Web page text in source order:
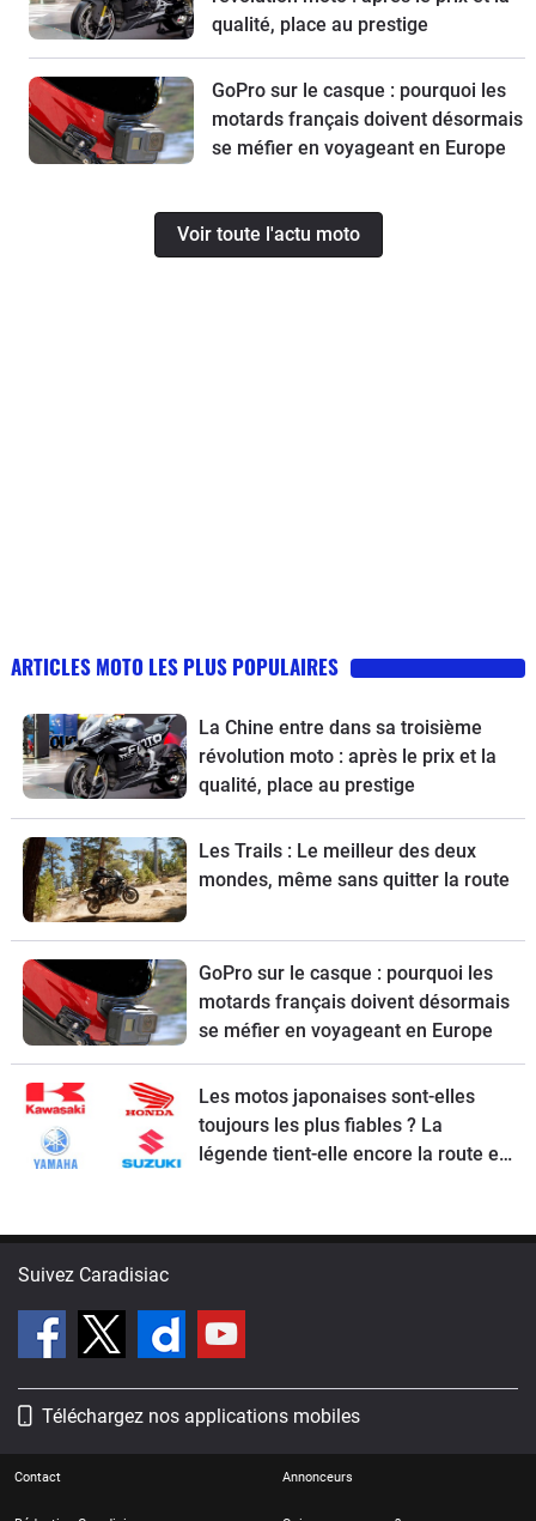
qualité, place au prestige
GoPro sur le casque : pourquoi les
motards français doivent désormais
se méfier en voyageant en Europe
Voir toute l'actu moto
ARTICLES MOTO LES PLUS POPULAIRES
La Chine entre dans sa troisième
révolution moto : après le prix et la
qualité, place au prestige
Les Trails : Le meilleur des deux
mondes, même sans quitter la route
GoPro sur le casque : pourquoi les
motards français doivent désormais
se méfier en voyageant en Europe
Les motos japonaises sont-elles
toujours les plus fiables ? La
légende tient-elle encore la route en
Suivez Caradisiac
Téléchargez nos applications mobiles
Contact Annonceurs